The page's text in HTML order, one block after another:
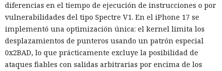
diferencias en el tiempo de ejecución de instrucciones o por
vulnerabilidades del tipo Spectre V1. En el iPhone 17 se
implementó una optimización única: el kernel limita los
desplazamientos de punteros usando un patrón especial
0x2BAD, lo que prácticamente excluye la posibilidad de
ataques fiables con salidas arbitrarias por encima de los